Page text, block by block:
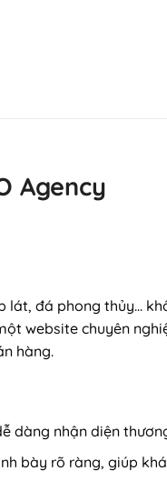
Agency
lát, đá phong thủy…
website chuyên
hàng.
dàng nhận diện
bày rõ ràng, giúp